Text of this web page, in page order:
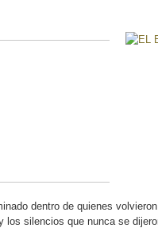
dentro de quienes
los silencios que nunca se